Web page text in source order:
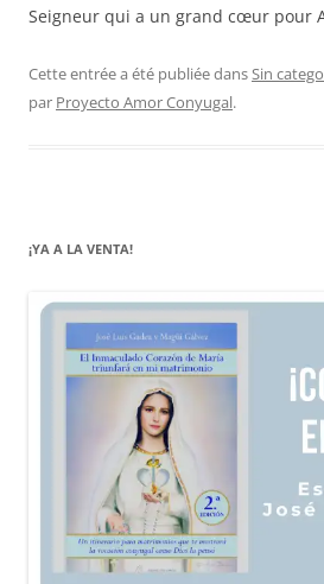
Seigneur qui a un grand cœur pour
Cette entrée a été publiée dansSin
par Proyecto Amor Conyugal.
¡YA A LA VENTA!